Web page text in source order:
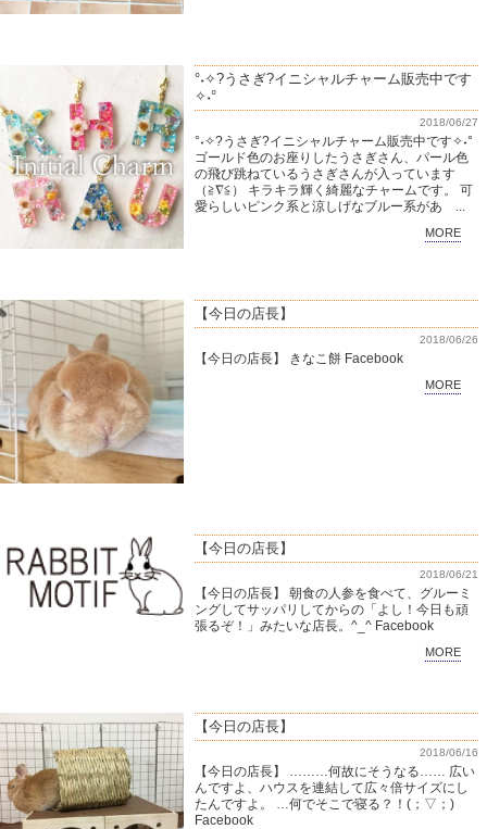
°˖✧?うさぎ?イニシャルチャーム販売中です
✧˖°
2018/06/27
°˖✧?うさぎ?イニシャルチャーム販売中です✧˖°
ゴールド色のお座りしたうさぎさん、パール色
の飛び跳ねているうさぎさんが入っています
（≧∇≦） キラキラ輝く綺麗なチャームです。 可
愛らしいピンク系と涼しげなブルー系があ ...
MORE
【今日の店長】
2018/06/26
【今日の店長】 きなこ餅 Facebook
MORE
【今日の店長】
2018/06/21
【今日の店長】 朝食の人参を食べて、グルーミ
ングしてサッパリしてからの「よし！今日も頑
張るぞ！」みたいな店長。^_^ Facebook
MORE
【今日の店長】
2018/06/16
【今日の店長】 ………何故にそうなる…… 広い
んですよ、ハウスを連結して広々倍サイズにし
たんですよ。 …何でそこで寝る？！(；▽；)
Facebook